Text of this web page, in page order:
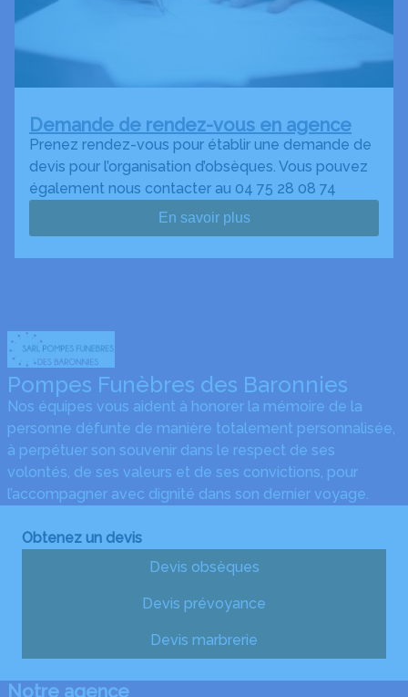
Demande de rendez-vous en agence
Prenez rendez-vous pour établir une demande de
devis pour l’organisation d’obsèques. Vous pouvez
également nous contacter au 04 75 28 08 74
En savoir plus
Pompes Funèbres des Baronnies
Nos équipes vous aident à honorer la mémoire de la
personne défunte de manière totalement personnalisée,
à perpétuer son souvenir dans le respect de ses
volontés, de ses valeurs et de ses convictions, pour
l’accompagner avec dignité dans son dernier voyage.
Obtenez un devis
Devis obsèques
Devis prévoyance
Devis marbrerie
Notre agence